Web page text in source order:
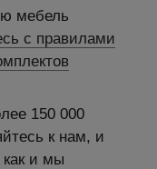
мебель
с правилами
150 000
к нам, и
как и мы